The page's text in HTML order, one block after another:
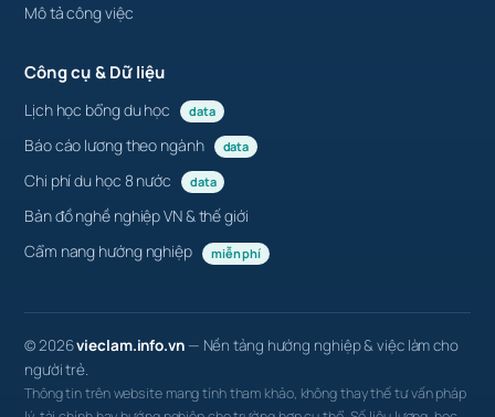
Mô tả công việc
Công cụ & Dữ liệu
Lịch học bổng du học data
Báo cáo lương theo ngành data
Chi phí du học 8 nước data
Bản đồ nghề nghiệp VN & thế giới
Cẩm nang hướng nghiệp
miễn phí
© 2026vieclam.info.vn— Nền tảng hướng nghiệp & việc làm cho
người trẻ.
Thông tin trên website mang tính tham khảo, không thay thế tư vấn pháp